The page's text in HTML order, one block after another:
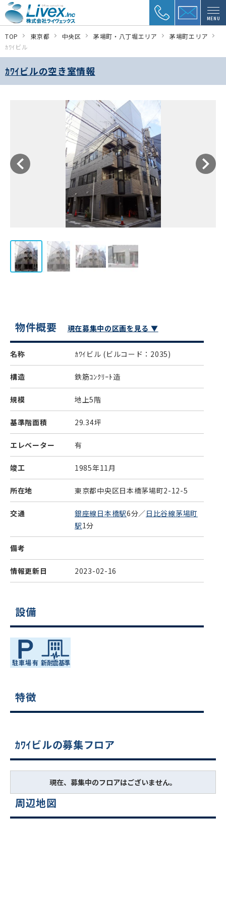
MENU
TOP 東京都 中央区 茅場町・八丁堀エリア
茅場町エリア
ｶﾜｲビル
ｶﾜｲビルの空き室情報
物件概要 現在募集中の区画を見る ▼
名称 ｶﾜｲビル (ビルコード：2035)
構造 鉄筋ｺﾝｸﾘｰﾄ造
規模 地上5階
基準階面積 29.34坪
エレベーター 有
竣工 1985年11月
所在地 東京都中央区日本橋茅場町2-12-5
交通 銀座線日本橋駅6分／日比谷線茅場町
駅1分
備考
情報更新日 2023-02-16
設備
特徴
ｶﾜｲビルの募集フロア
現在、募集中のフロアはございません。
周辺地図